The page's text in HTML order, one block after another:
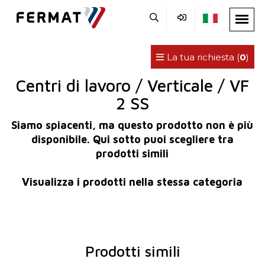
La tua richiesta (0)
Centri di lavoro / Verticale / VF
2 SS
Siamo spiacenti, ma questo prodotto non è più
disponibile. Qui sotto puoi scegliere tra
prodotti simili
Visualizza i prodotti nella stessa categoria
Prodotti simili